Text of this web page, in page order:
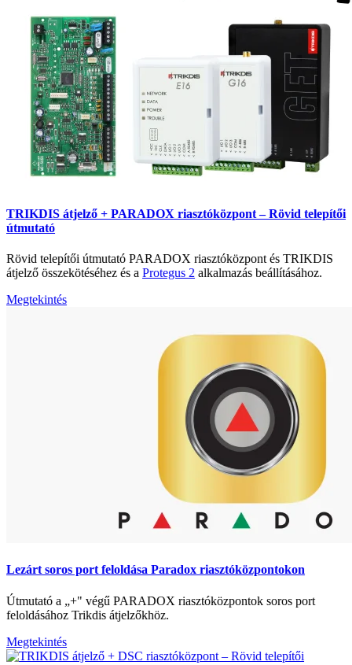
TRIKDIS átjelző + PARADOX riasztóközpont – Rövid telepítői
útmutató
Rövid telepítői útmutató PARADOX riasztóközpont és TRIKDIS
átjelző összekötéséhez és a Protegus 2 alkalmazás beállításához.
Megtekintés
Lezárt soros port feloldása Paradox riasztóközpontokon
Útmutató a „+" végű PARADOX riasztóközpontok soros port
feloldásához Trikdis átjelzőkhöz.
Megtekintés